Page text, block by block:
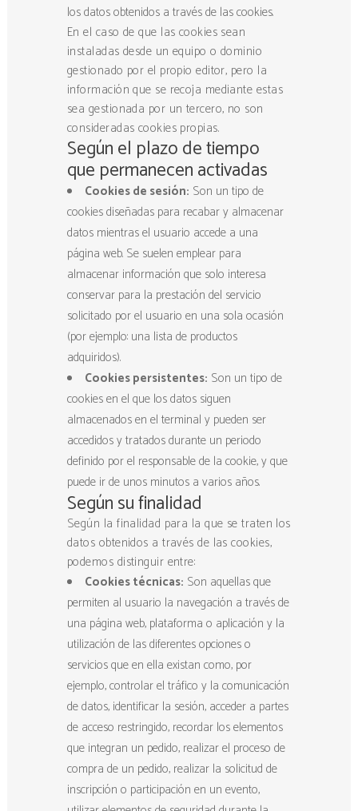
los datos obtenidos a través de las cookies.
En el caso de que las cookies sean
instaladas desde un equipo o dominio
gestionado por el propio editor, pero la
información que se recoja mediante estas
sea gestionada por un tercero, no son
consideradas cookies propias.
Según el plazo de tiempo
que permanecen activadas
Cookies de sesión: Son un tipo de
cookies diseñadas para recabar y almacenar
datos mientras el usuario accede a una
página web. Se suelen emplear para
almacenar información que solo interesa
conservar para la prestación del servicio
solicitado por el usuario en una sola ocasión
(por ejemplo: una lista de productos
adquiridos).
Cookies persistentes: Son un tipo de
cookies en el que los datos siguen
almacenados en el terminal y pueden ser
accedidos y tratados durante un periodo
definido por el responsable de la cookie, y que
puede ir de unos minutos a varios años.
Según su finalidad
Según la finalidad para la que se traten los
datos obtenidos a través de las cookies,
podemos distinguir entre:
Cookies técnicas: Son aquellas que
permiten al usuario la navegación a través de
una página web, plataforma o aplicación y la
utilización de las diferentes opciones o
servicios que en ella existan como, por
ejemplo, controlar el tráfico y la comunicación
de datos, identificar la sesión, acceder a partes
de acceso restringido, recordar los elementos
que integran un pedido, realizar el proceso de
compra de un pedido, realizar la solicitud de
inscripción o participación en un evento,